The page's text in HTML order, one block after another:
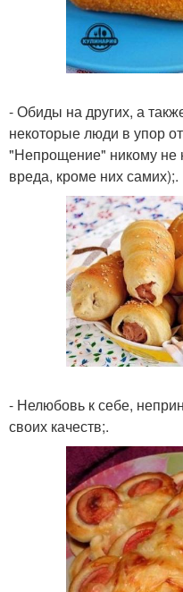
- Обиды на других, а
некоторые люди в упор
"Непрощение" никому не
вреда, кроме них самих);.
- Нелюбовь к себе,
своих качеств;.